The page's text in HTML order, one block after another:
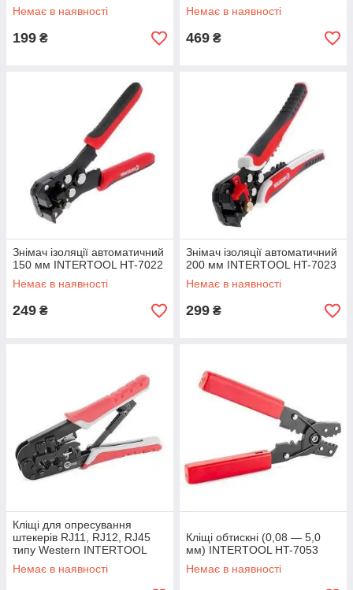
Немає в наявності
199 ₴
Немає в наявності
469 ₴
Знімач ізоляції автоматичний
150 мм INTERTOOL HT-7022
Немає в наявності
249 ₴
Знімач ізоляції автоматичний
200 мм INTERTOOL HT-7023
Немає в наявності
299 ₴
Кліщі для опресування
штекерів RJ11, RJ12, RJ45
типу Western INTERTOOL
HT-7052
Немає в наявності
Кліщі обтискні (0,08 — 5,0
мм) INTERTOOL HT-7053
Немає в наявності